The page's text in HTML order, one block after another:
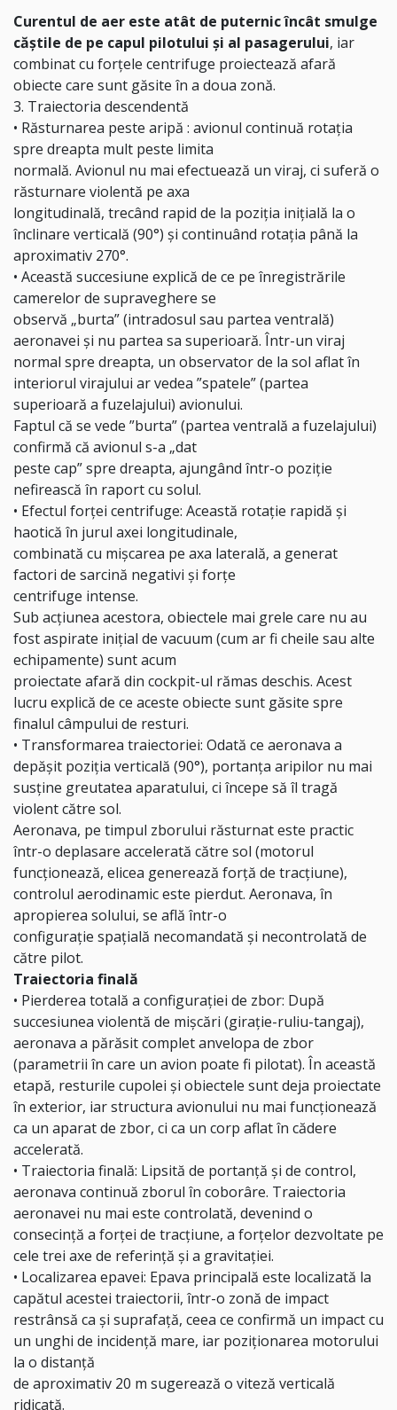
Curentul de aer este atât de puternic încât smulge
căștile de pe capul pilotului și al pasagerului, iar
combinat cu forțele centrifuge proiectează afară
obiecte care sunt găsite în a doua zonă.
3. Traiectoria descendentă
• Răsturnarea peste aripă : avionul continuă rotația
spre dreapta mult peste limita
normală. Avionul nu mai efectuează un viraj, ci suferă o
răsturnare violentă pe axa
longitudinală, trecând rapid de la poziția inițială la o
înclinare verticală (90°) și continuând rotația până la
aproximativ 270°.
• Această succesiune explică de ce pe înregistrările
camerelor de supraveghere se
observă „burta” (intradosul sau partea ventrală)
aeronavei și nu partea sa superioară. Într-un viraj
normal spre dreapta, un observator de la sol aflat în
interiorul virajului ar vedea ”spatele” (partea
superioară a fuzelajului) avionului.
Faptul că se vede ”burta” (partea ventrală a fuzelajului)
confirmă că avionul s-a „dat
peste cap” spre dreapta, ajungând într-o poziție
nefirească în raport cu solul.
• Efectul forței centrifuge: Această rotație rapidă și
haotică în jurul axei longitudinale,
combinată cu mișcarea pe axa laterală, a generat
factori de sarcină negativi și forțe
centrifuge intense.
Sub acțiunea acestora, obiectele mai grele care nu au
fost aspirate inițial de vacuum (cum ar fi cheile sau alte
echipamente) sunt acum
proiectate afară din cockpit-ul rămas deschis. Acest
lucru explică de ce aceste obiecte sunt găsite spre
finalul câmpului de resturi.
• Transformarea traiectoriei: Odată ce aeronava a
depășit poziția verticală (90°), portanța aripilor nu mai
susține greutatea aparatului, ci începe să îl tragă
violent către sol.
Aeronava, pe timpul zborului răsturnat este practic
într-o deplasare accelerată către sol (motorul
funcționează, elicea generează forță de tracțiune),
controlul aerodinamic este pierdut. Aeronava, în
apropierea solului, se află într-o
configurație spațială necomandată și necontrolată de
către pilot.
Traiectoria finală
• Pierderea totală a configurației de zbor: După
succesiunea violentă de mișcări (girație-ruliu-tangaj),
aeronava a părăsit complet anvelopa de zbor
(parametrii în care un avion poate fi pilotat). În această
etapă, resturile cupolei și obiectele sunt deja proiectate
în exterior, iar structura avionului nu mai funcționează
ca un aparat de zbor, ci ca un corp aflat în cădere
accelerată.
• Traiectoria finală: Lipsită de portanță și de control,
aeronava continuă zborul în coborâre. Traiectoria
aeronavei nu mai este controlată, devenind o
consecință a forței de tracțiune, a forțelor dezvoltate pe
cele trei axe de referință și a gravitației.
• Localizarea epavei: Epava principală este localizată la
capătul acestei traiectorii, într-o zonă de impact
restrânsă ca și suprafață, ceea ce confirmă un impact cu
un unghi de incidență mare, iar poziționarea motorului
la o distanță
de aproximativ 20 m sugerează o viteză verticală
ridicată.